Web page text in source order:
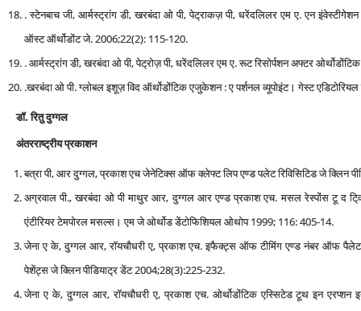
. स्‍टेनबाच जी, आर्मस्ट्रांग डी, खरबंदा ओ पी, पेट्राकज़ पी, धरेंदलिलर एम ए. एन
ऑस्‍ट ऑर्थोडोंट जे. 2006;22(2): 115-120.
. आर्मस्ट्रांग डी, खरबंदा ओ पी, पेट्रोज़ पी, धरेंदलिलर एम ए. रूट रिसोर्पशन अफ्टर
.खरबंदा ओ पी. ग्‍लोबल इशूज़ विद ऑर्थोडोंटिक एजुकेशन : ए पर्शनल व्‍यूपोइंट। गेस्‍ट
डॉ. रितु दुग्गल
अंतरराष्ट्रीय प्रकाशन
बत्रा पी, आर दुग्गल, प्रकाश एच जेनेटिक्‍स ऑफ क्‍लेफ्ट लिप एण्‍ड पलेट रिविसिटिड जे क्लिन
अग्रवाल पी., खरबंदा ओ पी माथुर आर, दुग्गल आर एण्‍ड प्रकाश एच. मसल रेस्‍पोंस टू द
एंटीरियर टेमपोरल मसल्‍स। एम जे ओर्थोड डेंटोफिशियल ओथोप 1999; 116: 405-14.
जेना ए के, दुग्गल आर, रॉयचौधरी ए, प्रकाश एच. इफैक्‍ट्स ऑफ टीमिंग एण्‍ड नंबर ऑफ
पेशेंट्स जे क्लिन पीडियाट्र डेंट 2004;28(3):225-232.
जेना ए के, दुग्गल आर, रॉयचौधरी ए, प्रकाश एच. ओर्थोडोंटिक एस्सिटेड टूथ इन एरप्‍शन